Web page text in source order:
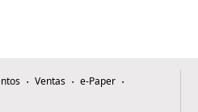
Ventas
e-Paper